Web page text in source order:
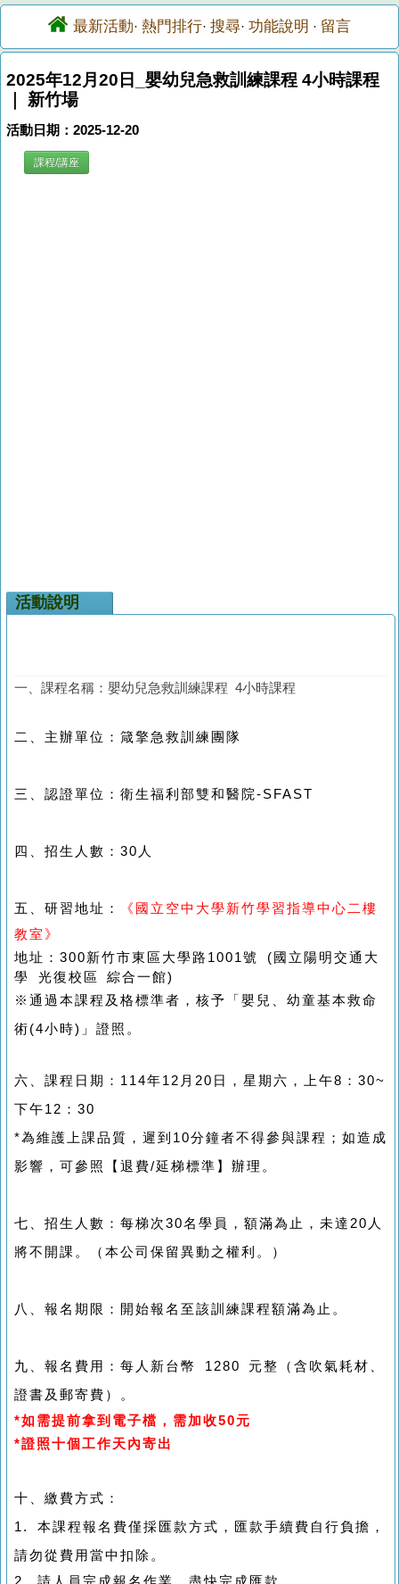
最新活動· 熱門排行· 搜尋· 功能說明 · 留言
2025年12月20日_嬰幼兒急救訓練課程 4小時課程
｜ 新竹場
活動日期：2025-12-20
課程/講座
活動說明
一、課程名稱：嬰幼兒急救訓練課程 4小時課程
二、主辦單位：箴擎急救訓練團隊
三、認證單位：衛生福利部雙和醫院-SFAST
四、招生人數：30人
五、研習地址： 《 國立空中大學新竹學習指導中心二樓
教室》
地址 ：300新竹市東區大學路1001號 ( 國立陽明交通大
學 光復校區 綜合一館)
※通過本課程及格標準者，核予「嬰兒、幼童基本救命
術(4小時)」證照。
六、課程日期：114年12月20日，星期六，上午8：30~
下午12：30
*為維護上課品質，遲到10分鐘者不得參與課程；如造成
影響，可參照【退費/延梯標準】辦理。
七、招生人數：每梯次30名學員，額滿為止，未達20人
將不開課。（本公司保留異動之權利。）
八、報名期限：開始報名至該訓練課程額滿為止。
九、報名費用：每人新台幣 1280 元整（含吹氣耗材、
證書及郵寄費）。
*如需提前拿到電子檔，需加收50元
*證照十個工作天內寄出
十、繳費方式：
1. 本課程報名費僅採匯款方式，匯款手續費自行負擔，
請勿從費用當中扣除。